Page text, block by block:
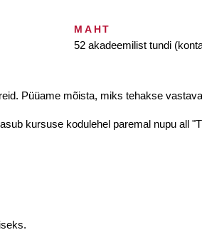
MAHT
52 akadeemilist tundi
Püüame mõista, miks tehakse
kursuse kodulehel paremal nupu all